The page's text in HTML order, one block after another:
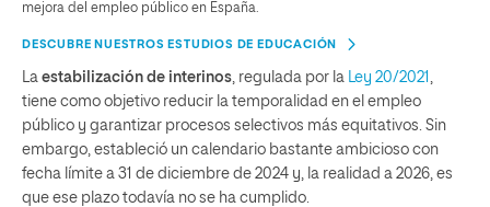
mejora del empleo público en España.
DESCUBRE NUESTROS ESTUDIOS DE EDUCACIÓN
La estabilización de interinos , regulada por la Ley 20/2021
tiene como objetivo reducir la temporalidad en el empleo
público y garantizar procesos selectivos más equitativos. Sin
embargo, estableció un calendario bastante ambicioso con
fecha límite a 31 de diciembre de 2024 y, la realidad a 2026, es
que ese plazo todavía no se ha cumplido.